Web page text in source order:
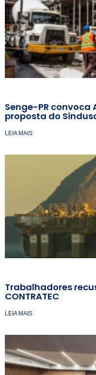
Senge-PR convoca
proposta do
LEIA MAIS
Trabalhadores
CONTRATEC
LEIA MAIS